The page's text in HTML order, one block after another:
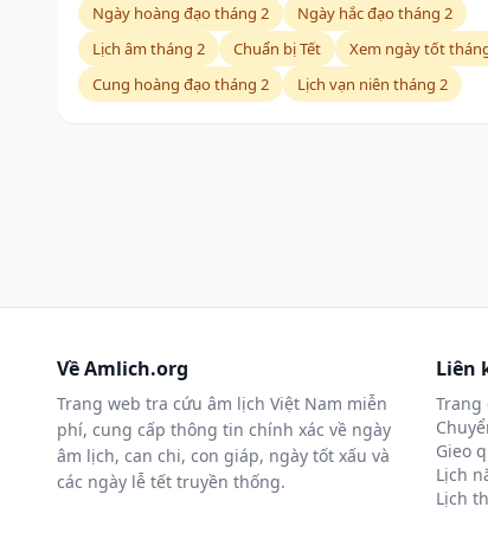
Ngày hoàng đạo tháng 2
Ngày hắc đạo tháng 2
Lịch âm tháng 2
Chuẩn bị Tết
Xem ngày tốt
Cung hoàng đạo tháng 2
Lịch vạn niên tháng 2
Về Amlich.org
Trang web tra cứu âm lịch Việt Nam miễn
phí, cung cấp thông tin chính xác về ngày
âm lịch, can chi, con giáp, ngày tốt xấu và
các ngày lễ tết truyền thống.
Liên
Trang
Gieo
Lịch
Lịch